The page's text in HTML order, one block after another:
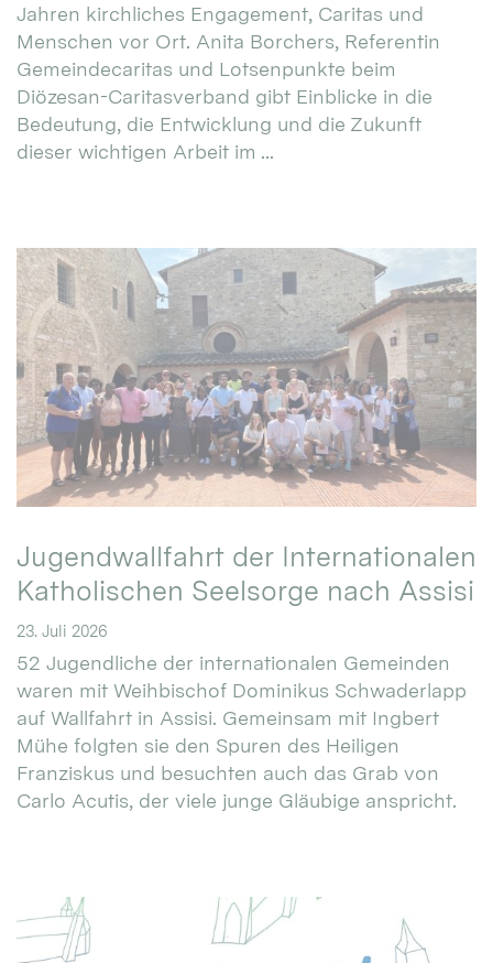
Jahren kirchliches Engagement, Caritas und
Menschen vor Ort. Anita Borchers, Referentin
Gemeindecaritas und Lotsenpunkte beim
Diözesan-Caritasverband gibt Einblicke in die
Bedeutung, die Entwicklung und die Zukunft
dieser wichtigen Arbeit im ...
Jugendwallfahrt der Internationalen
Katholischen Seelsorge nach Assisi
23. Juli 2026
52 Jugendliche der internationalen Gemeinden
waren mit Weihbischof Dominikus Schwaderlapp
auf Wallfahrt in Assisi. Gemeinsam mit Ingbert
Mühe folgten sie den Spuren des Heiligen
Franziskus und besuchten auch das Grab von
Carlo Acutis, der viele junge Gläubige anspricht.